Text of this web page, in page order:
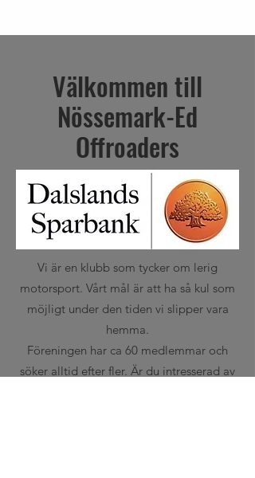
Välkommen till
Nössemark-Ed
Offroaders
Vi är en klubb som tycker om lerig
motorsport. Vårt mål är att ha så kul som
möjligt under den tiden vi slipper vara
hemma.
Föreningen har ca 60 medlemmar och
söker alltid efter fler. Är du intresserad av